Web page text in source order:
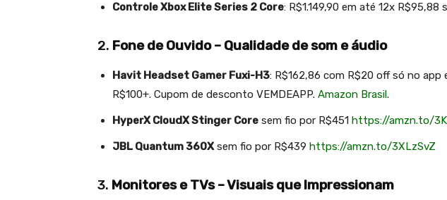
Controle Xbox Elite Series 2 Core: R$1.149,90 em até 12x R$95,88
2. Fone de Ouvido – Qualidade de som e áudio
Havit Headset Gamer Fuxi-H3: R$162,86 com R$20 off só no app
R$100+. Cupom de desconto VEMDEAPP. Amazon Brasil.
HyperX CloudX Stinger Core sem fio por R$451 https://amzn.to/
JBL Quantum 360Xsem fio por R$439 https://amzn.to/3XLzSvZ
3. Monitores e TVs – Visuais que Impressionam